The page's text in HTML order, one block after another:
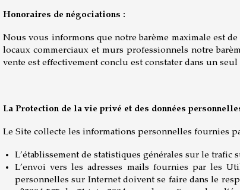
Honoraires de négociations :
Nous vous informons que notre barème maximale est de
locaux commerciaux et murs professionnels notre
vente est effectivement conclu est constater dans un
La Protection de la vie privé et des données
Le Site collecte les informations personnelles fournies
L’établissement de statistiques générales sur le trafic
L’envoi vers les adresses mails fournies par les
personnelles sur Internet doivent se faire dans le